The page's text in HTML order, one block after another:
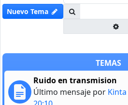
Nuevo Tema
TEMAS
Ruido en transmision
Último mensaje por Kinta